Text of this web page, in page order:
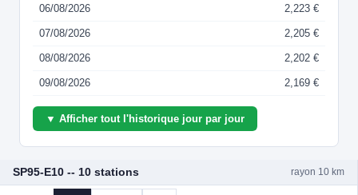
06/08/2026 2,223 €
07/08/2026 2,205 €
08/08/2026 2,202 €
09/08/2026 2,169 €
▼ Afficher tout l'historique jour par jour
SP95-E10 -- 10 stations rayon 10 km